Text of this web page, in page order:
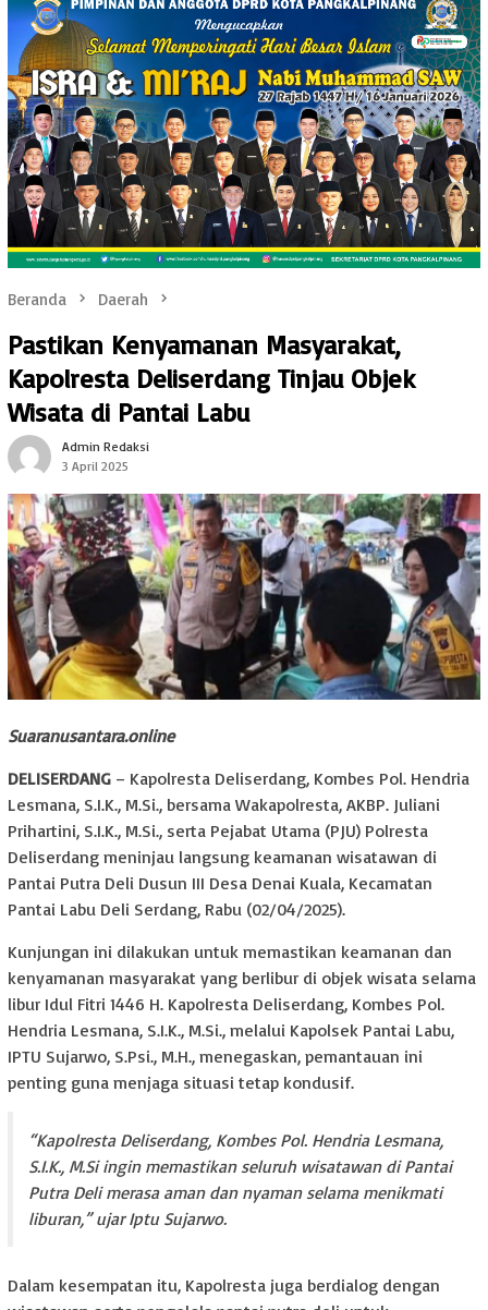
Beranda Daerah
Pastikan Kenyamanan Masyarakat,
Kapolresta Deliserdang Tinjau Objek
Wisata di Pantai Labu
Admin Redaksi
3 April 2025
Suaranusantara.online
DELISERDANG – Kapolresta Deliserdang, Kombes Pol. Hendria
Lesmana, S.I.K., M.Si., bersama Wakapolresta, AKBP. Juliani
Prihartini, S.I.K., M.Si., serta Pejabat Utama (PJU) Polresta
Deliserdang meninjau langsung keamanan wisatawan di
Pantai Putra Deli Dusun III Desa Denai Kuala, Kecamatan
Pantai Labu Deli Serdang, Rabu (02/04/2025).
Kunjungan ini dilakukan untuk memastikan keamanan dan
kenyamanan masyarakat yang berlibur di objek wisata selama
libur Idul Fitri 1446 H. Kapolresta Deliserdang, Kombes Pol.
Hendria Lesmana, S.I.K., M.Si., melalui Kapolsek Pantai Labu,
IPTU Sujarwo, S.Psi., M.H., menegaskan, pemantauan ini
penting guna menjaga situasi tetap kondusif.
“Kapolresta Deliserdang, Kombes Pol. Hendria Lesmana,
S.I.K., M.Si ingin memastikan seluruh wisatawan di Pantai
Putra Deli merasa aman dan nyaman selama menikmati
liburan,” ujar Iptu Sujarwo.
Dalam kesempatan itu, Kapolresta juga berdialog dengan